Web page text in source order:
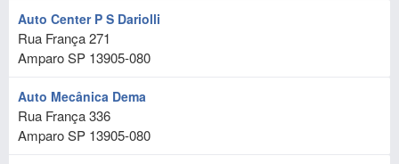
Auto Center P S Dariolli
Rua França 271
AmparoSP 13905-080
Auto Mecânica Dema
Rua França 336
AmparoSP 13905-080